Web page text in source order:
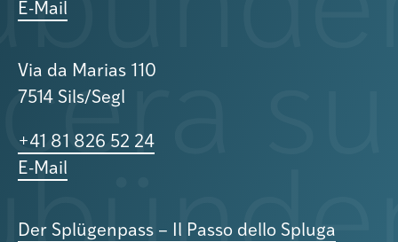
E-Mail
Via da Marias 110
7514 Sils/Segl
+41 81 826 52 24
E-Mail
Der Splügenpass – Il Passo dello Spluga